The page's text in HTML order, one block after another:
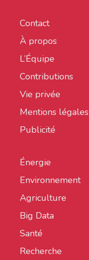
Contact
À propos
L’Équipe
Contributions
Vie privée
Mentions légales
Publicité
Énergie
Environnement
Agriculture
Big Data
Santé
Recherche